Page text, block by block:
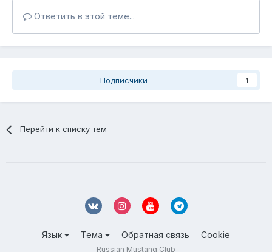
Ответить в этой теме...
Подписчики 1
Перейти к списку тем
Язык Тема Обратная связь Cookie
Russian Mustang Club